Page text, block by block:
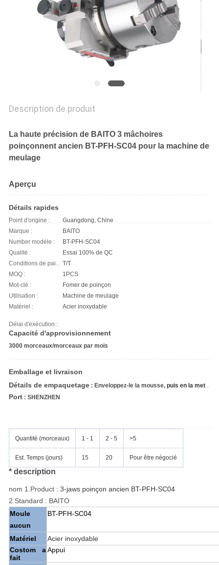
Description de produit
La haute précision de BAITO 3 mâchoires
poinçonnent ancien BT-PFH-SC04 pour la machine de
meulage
Aperçu
Détails rapides
Point d'origine :
Guangdong, Chine
Marque :
BAITO
Number modèle :
BT-PFH-SC04
Qualité :
Essai 100% de QC
Conditions de paiement : T/T
MOQ :
1PCS
Mot-clé :
Fomer de poinçon
Utilisation :
Machine de meulage
Matériel :
Acier inoxydable
Délai d'exécution :
Capacité d'approvisionnement
3000 morceaux/morceaux par mois
Emballage et livraison
Détails de empaquetage: Enveloppez-le la mousse, puis en la mettant dans la boîte.
Port: SHENZHEN
Quantité (morceaux) 1 - 1 2 - 5 >5
Est. Temps (jours) 15 20 Pour être négocié
* description
nom 1.Product : 3-jaws poinçon ancien BT-PFH-SC04
2.Standard : BAITO
Moule
aucun
BT-PFH-SC04
Matériel
Acier inoxydable
Costom a
fait
Appui